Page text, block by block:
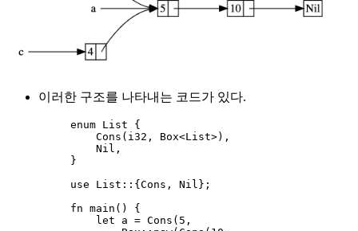
이러한 구조를 나타내는 코드가 있다.
enum List {
Cons (i32, Box<List>),
Nil,
}
use List :: {Cons, Nil};
fn main () {
let
a = Cons ( 5 ,